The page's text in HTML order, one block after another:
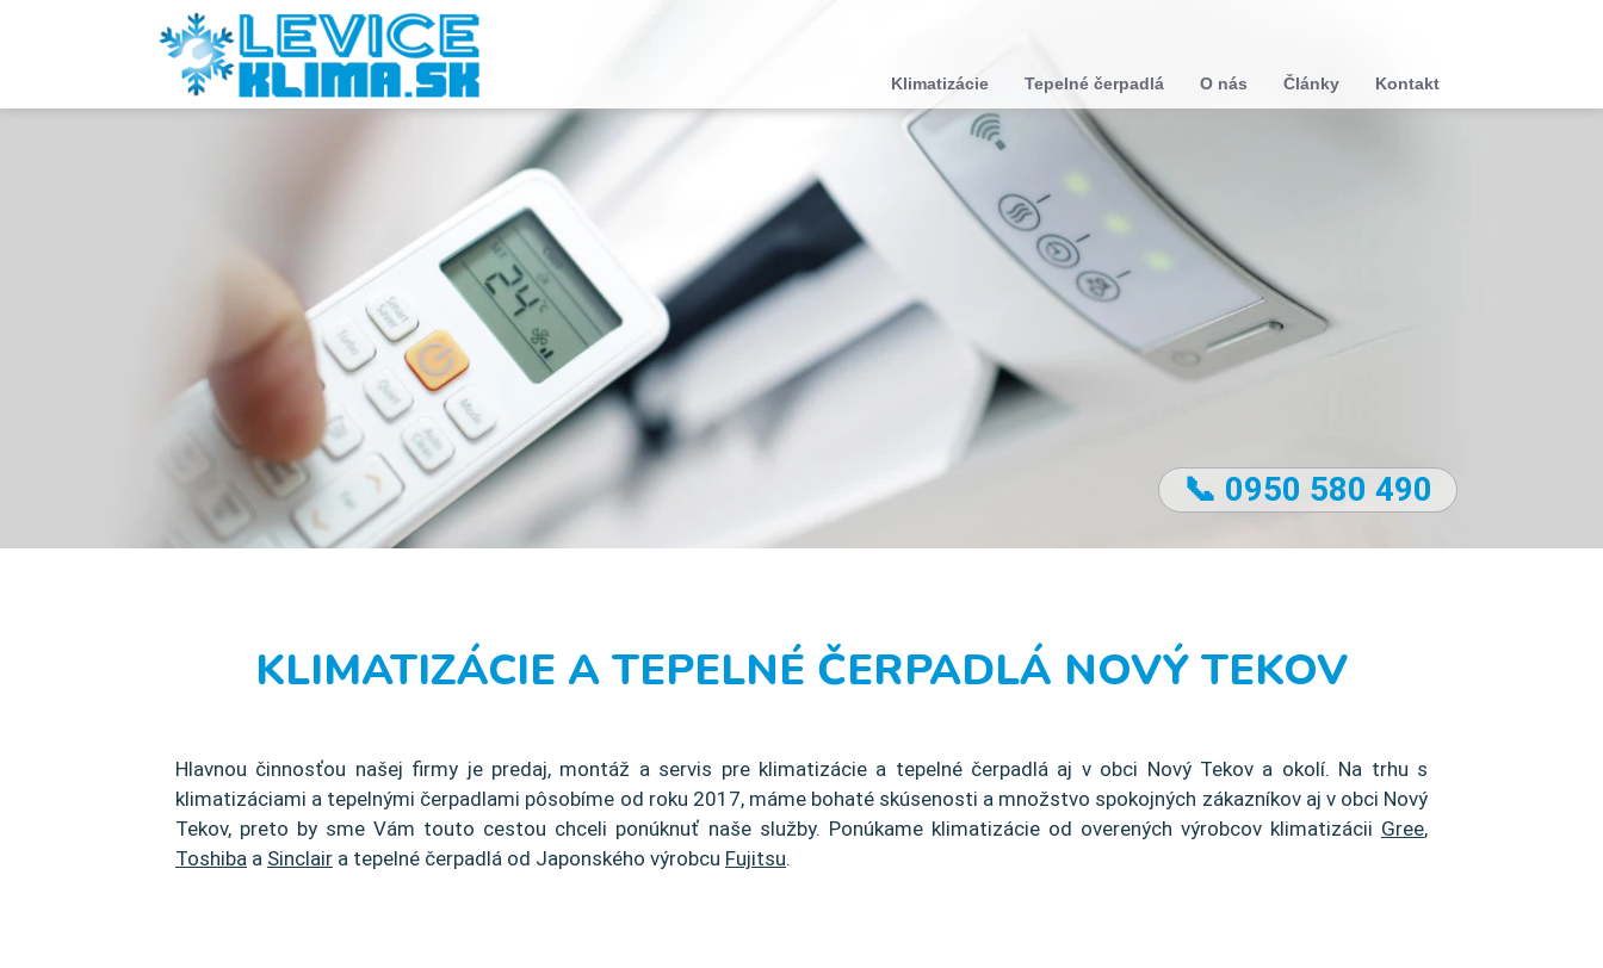
Klimatizácie Tepelné čerpadlá O nás Články Kontakt
📞 0950 580 490
KLIMATIZÁCIE A TEPELNÉ ČERPADLÁ NOVÝ TEKOV
Hlavnou činnosťou našej firmy je predaj, montáž a servis pre klimatizácie a tepelné čerpadlá aj v obci Nový Tekov a okolí. Na trhu s
klimatizáciami a tepelnými čerpadlami pôsobíme od roku 2017, máme bohaté skúsenosti a množstvo spokojných zákazníkov aj v obci Nový
Tekov, preto by sme Vám touto cestou chceli ponúknuť naše služby. Ponúkame klimatizácie od overených výrobcov klimatizácii Gree,
Toshiba a Sinclair a tepelné čerpadlá od Japonského výrobcu Fujitsu.